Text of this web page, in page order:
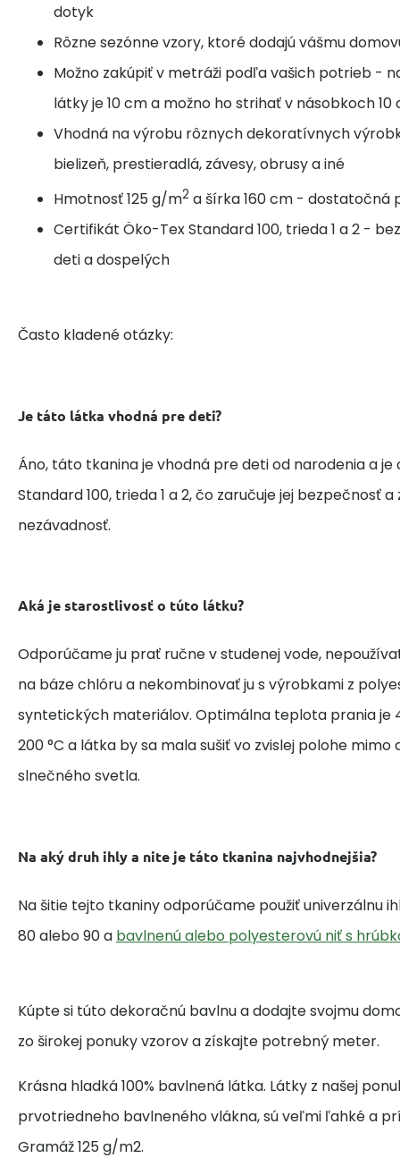
dotyk
Rôzne sezónne vzory, ktoré dodajú vášmu
Možno zakúpiť v metráži podľa vašich potrieb -
látky je 10 cm a možno ho strihať v násobkoch 10
Vhodná na výrobu rôznych dekoratívnych
bielizeň, prestieradlá, závesy, obrusy a iné
Hmotnosť 125 g/m2 a šírka 160 cm - dostatočná
Certifikát Öko-Tex Standard 100, trieda 1 a 2 -
deti a dospelých
Často kladené otázky:
Je táto látka vhodná pre deti?
Áno, táto tkanina je vhodná pre deti od narodenia a
Standard 100, trieda 1 a 2, čo zaručuje jej bezpečnosť
nezávadnosť.
Aká je starostlivosť o túto látku?
Odporúčame ju prať ručne v studenej vode,
na báze chlóru a nekombinovať ju s výrobkami z
syntetických materiálov. Optimálna teplota prania je
200 °C a látka by sa mala sušiť vo zvislej polohe
slnečného svetla.
Na aký druh ihly a nite je táto tkanina najvhodnejšia?
Na šitie tejto tkaniny odporúčame použiť univerzálnu
80 alebo 90 a bavlnenú alebo polyesterovú niť s
Kúpte si túto dekoračnú bavlnu a dodajte svojmu
zo širokej ponuky vzorov a získajte potrebný meter.
Krásna hladká 100% bavlnená látka. Látky z našej
prvotriedneho bavlneného vlákna, sú veľmi ľahké a
Gramáž 125 g/m2.